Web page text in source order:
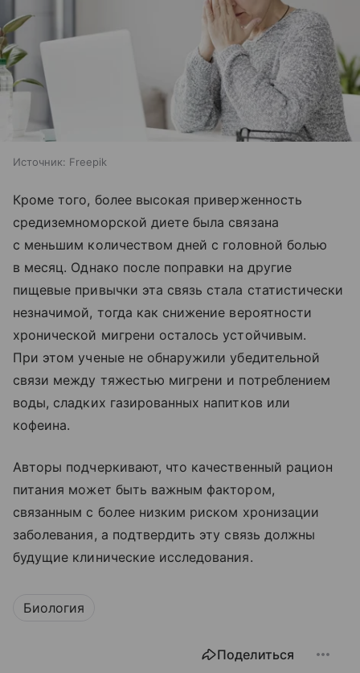
Источник: Freepik
Кроме того, более высокая приверженность
средиземноморской диете была связана
с меньшим количеством дней с головной болью
в месяц. Однако после поправки на другие
пищевые привычки эта связь стала статистически
незначимой, тогда как снижение вероятности
хронической мигрени осталось устойчивым.
При этом ученые не обнаружили убедительной
связи между тяжестью мигрени и потреблением
воды, сладких газированных напитков или
кофеина.
Авторы подчеркивают, что качественный рацион
питания может быть важным фактором,
связанным с более низким риском хронизации
заболевания, а подтвердить эту связь должны
будущие клинические исследования.
Биология
Поделиться